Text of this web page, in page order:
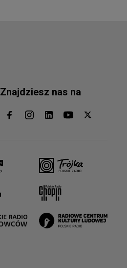
Znajdziesz nas na